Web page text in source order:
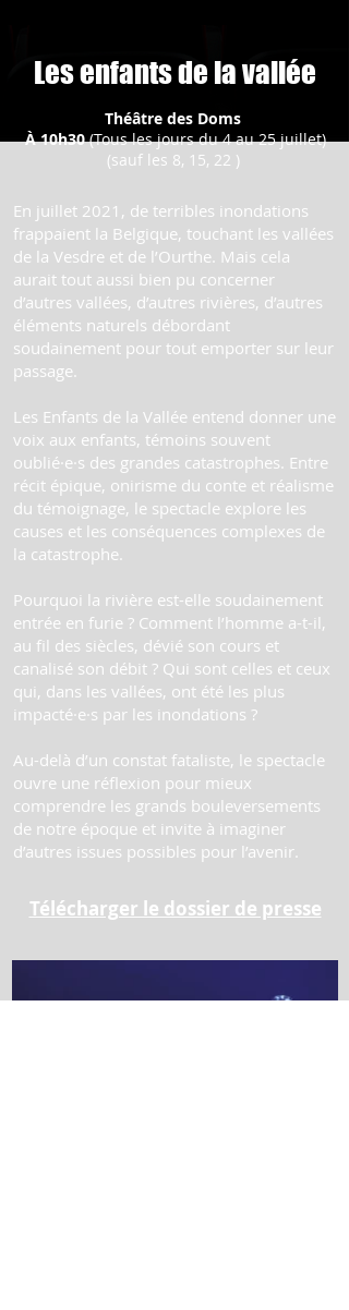
Les enfants de la vallée
Théâtre des Doms
À 10h30(Tous les jours du 4 au 25 juillet)
(sauf les 8, 15, 22 )
En juillet 2021, de terribles inondations
frappaient la Belgique, touchant les vallées
de la Vesdre et de l’Ourthe. Mais cela
aurait tout aussi bien pu concerner
d’autres vallées, d’autres rivières, d’autres
éléments naturels débordant
soudainement pour tout emporter sur leur
passage.
Les Enfants de la Vallée entend donner une
voix aux enfants, témoins souvent
oublié·e·s des grandes catastrophes. Entre
récit épique, onirisme du conte et réalisme
du témoignage, le spectacle explore les
causes et les conséquences complexes de
la catastrophe.
Pourquoi la rivière est-elle soudainement
entrée en furie ? Comment l’homme a-t-il,
au fil des siècles, dévié son cours et
canalisé son débit ? Qui sont celles et ceux
qui, dans les vallées, ont été les plus
impacté·e·s par les inondations ?
Au-delà d’un constat fataliste, le spectacle
ouvre une réflexion pour mieux
comprendre les grands bouleversements
de notre époque et invite à imaginer
d’autres issues possibles pour l’avenir.
Télécharger le dossier de presse